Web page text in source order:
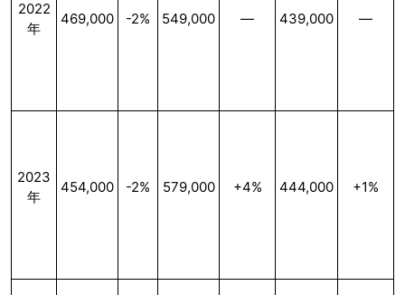
2022
年
469,000 -2% 549,000 — 439,000 —
2023
年
454,000 -2% 579,000 +4% 444,000 +1%